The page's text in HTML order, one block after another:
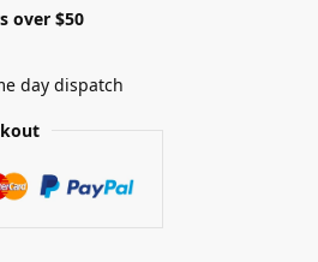
over $50
day dispatch